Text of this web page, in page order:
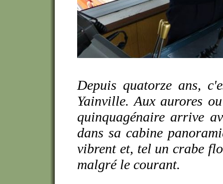
Depuis quatorze ans,
Yainville. Aux aurores
quinquagénaire arrive
dans sa cabine
vibrent et, tel un crabe
malgré le courant.